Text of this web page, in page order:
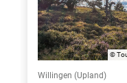
©
Willingen (Upland)